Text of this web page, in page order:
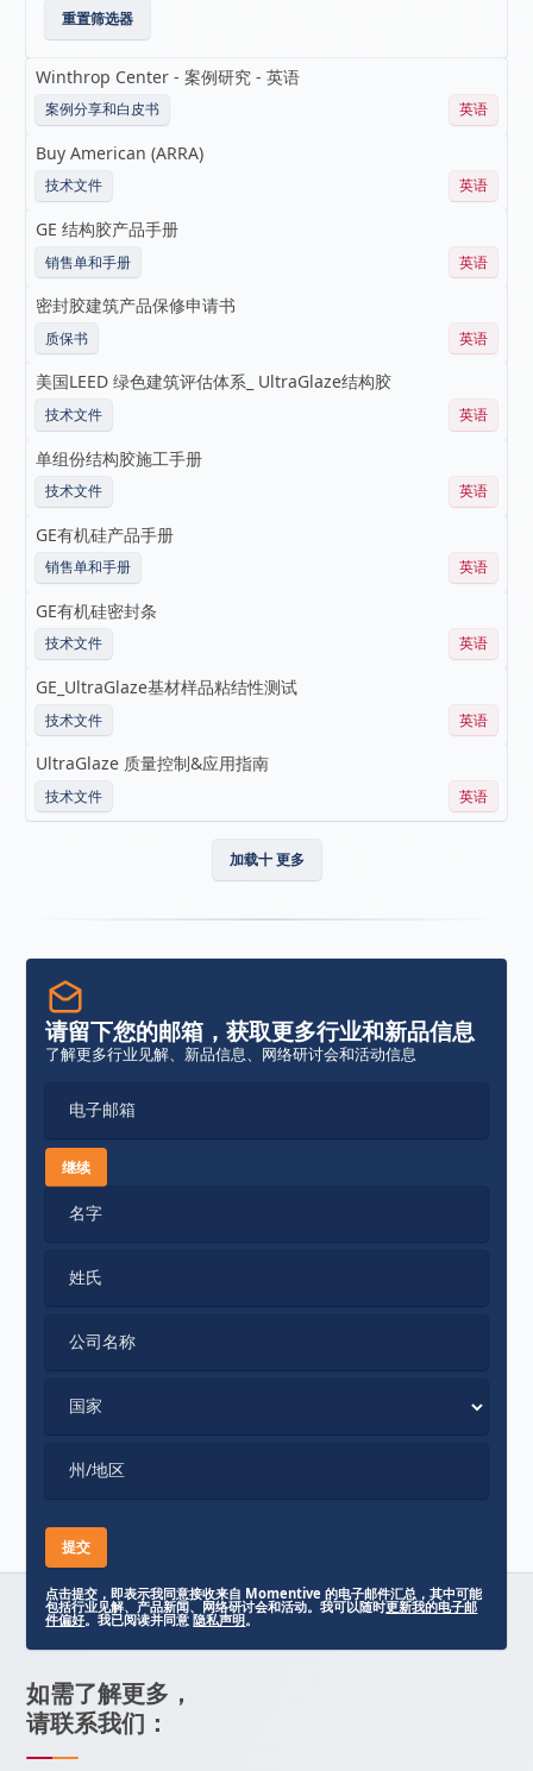
重置筛选器
Winthrop Center - 案例研究 - 英语
案例分享和白皮书 英语
Buy American (ARRA)
技术文件 英语
GE 结构胶产品手册
销售单和手册 英语
密封胶建筑产品保修申请书
质保书 英语
美国LEED 绿色建筑评估体系_ UltraGlaze结构胶
技术文件 英语
单组份结构胶施工手册
技术文件 英语
GE有机硅产品手册
销售单和手册 英语
GE有机硅密封条
技术文件 英语
GE_UltraGlaze基材样品粘结性测试
技术文件 英语
UltraGlaze 质量控制&应用指南
技术文件 英语
加载十 更多
请留下您的邮箱，获取更多行业和新品信息
了解更多行业见解、新品信息、网络研讨会和活动信息
电子邮箱
继续
名字
姓氏
公司名称
国家
州/地区
点击提交，即表示我同意接收来自 Momentive 的电子邮件汇总，其中可能
包括行业见解、产品新闻、网络研讨会和活动。我可以随时更新我的电子邮
件偏好。我已阅读并同意隐私声明。
如需了解更多，
请联系我们：